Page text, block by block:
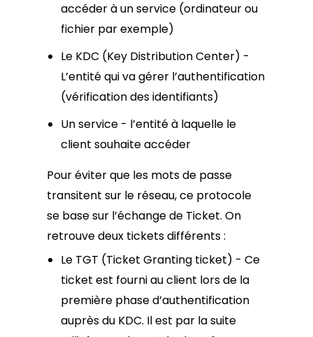
accéder à un service (ordinateur ou
fichier par exemple)
Le KDC (Key Distribution Center) -
L’entité qui va gérer l’authentification
(vérification des identifiants)
Un service - l’entité à laquelle le
client souhaite accéder
Pour éviter que les mots de passe
transitent sur le réseau, ce protocole
se base sur l’échange de Ticket. On
retrouve deux tickets différents :
Le TGT (Ticket Granting ticket) - Ce
ticket est fourni au client lors de la
première phase d’authentification
auprès du KDC. Il est par la suite